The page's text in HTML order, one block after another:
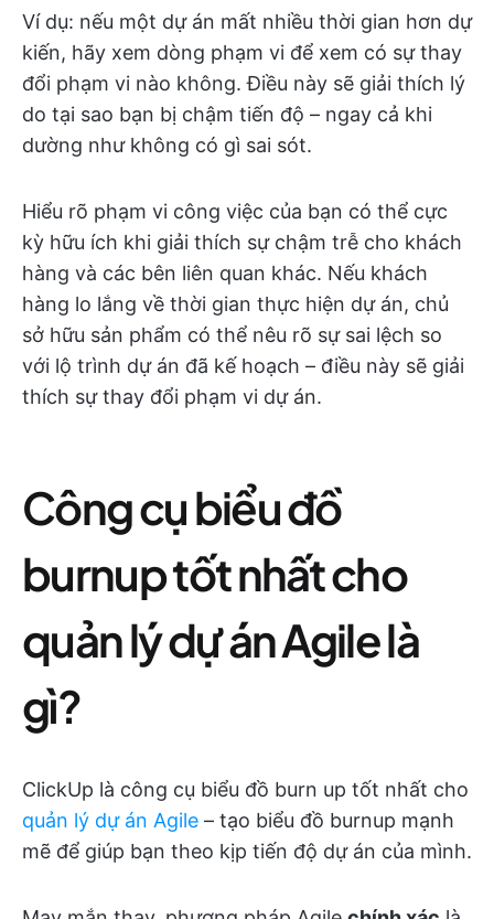
Ví dụ: nếu một dự án mất nhiều thời gian hơn dự
kiến, hãy xem dòng phạm vi để xem có sự thay
đổi phạm vi nào không. Điều này sẽ giải thích lý
do tại sao bạn bị chậm tiến độ – ngay cả khi
dường như không có gì sai sót.
Hiểu rõ phạm vi công việc của bạn có thể cực
kỳ hữu ích khi giải thích sự chậm trễ cho khách
hàng và các bên liên quan khác. Nếu khách
hàng lo lắng về thời gian thực hiện dự án, chủ
sở hữu sản phẩm có thể nêu rõ sự sai lệch so
với lộ trình dự án đã kế hoạch – điều này sẽ giải
thích sự thay đổi phạm vi dự án.
Công cụ biểu đồ
burnup tốt nhất cho
quản lý dự án Agile là
gì?
ClickUp là công cụ biểu đồ burn up tốt nhất cho
quản lý dự án Agile – tạo biểu đồ burnup mạnh
mẽ để giúp bạn theo kịp tiến độ dự án của mình.